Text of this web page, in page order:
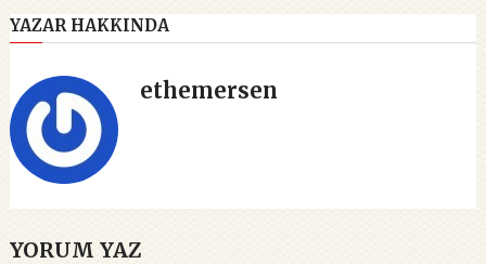
YAZAR HAKKINDA
ethemersen
YORUM YAZ